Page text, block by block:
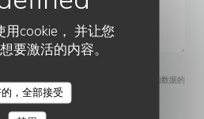
用cookie， 并让您
要激活的内容。
，全部接受
电话。如需了解更多关于我们如何处理您的数据的